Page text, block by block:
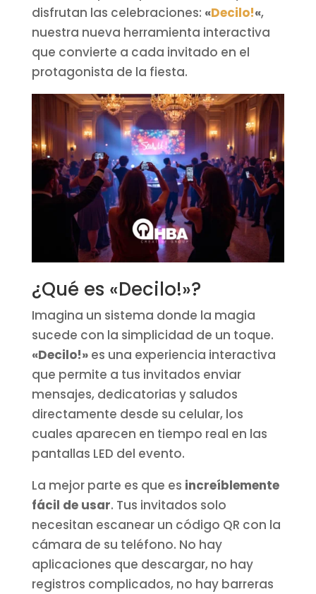
disfrutan las celebraciones: «Decilo!«,
nuestra nueva herramienta interactiva
que convierte a cada invitado en el
protagonista de la fiesta.
¿Qué es «Decilo!»?
Imagina un sistema donde la magia
sucede con la simplicidad de un toque.
«Decilo!»es una experiencia interactiva
que permite a tus invitados enviar
mensajes, dedicatorias y saludos
directamente desde su celular, los
cuales aparecen en tiempo real en las
pantallas LED del evento.
La mejor parte es que es increíblemente
fácil de usar. Tus invitados solo
necesitan escanear un código QR con la
cámara de su teléfono. No hay
aplicaciones que descargar, no hay
registros complicados, no hay barreras